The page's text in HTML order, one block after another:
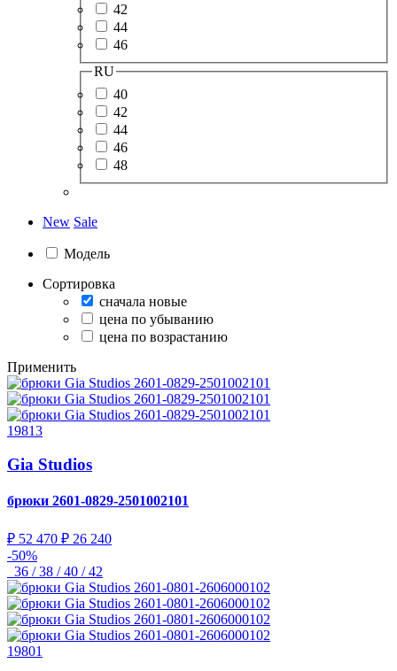
42
44
46
RU
40
42
44
46
48
New Sale
Модель
Сортировка
сначала новые
цена по убыванию
цена по возрастанию
Применить
19813
Gia Studios
брюки 2601-0829-2501002101
₽ 52 470 ₽ 26 240
-50%
36 / 38 / 40 / 42
19801